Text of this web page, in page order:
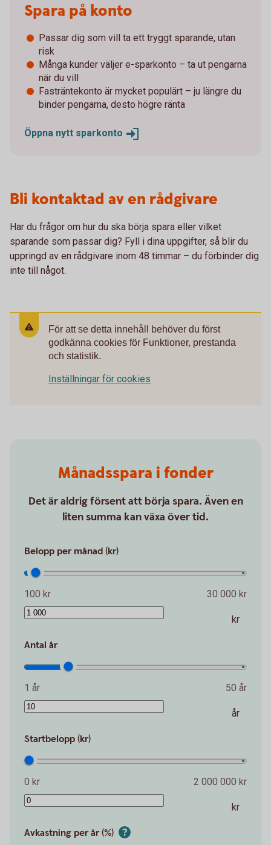
Spara på konto
Passar dig som vill ta ett tryggt sparande, utan
risk
Många kunder väljer e-sparkonto – ta ut pengarna
när du vill
Fasträntekonto är mycket populärt – ju längre du
binder pengarna, desto högre ränta
Öppna nytt sparkonto
Bli kontaktad av en rådgivare
Har du frågor om hur du ska börja spara eller vilket
sparande som passar dig? Fyll i dina uppgifter, så blir du
uppringd av en rådgivare inom 48 timmar – du förbinder dig
inte till något.
För att se detta innehåll behöver du först
godkänna cookies för Funktioner, prestanda
och statistik.
Inställningar för cookies
Månadsspara i fonder
Det är aldrig försent att börja spara. Även en
liten summa kan växa över tid.
Belopp per månad (kr)
100 kr 30 000 kr
kr
Antal år
1 år 50 år
år
Startbelopp (kr)
0 kr 2 000 000 kr
kr
Avkastning per år (%)